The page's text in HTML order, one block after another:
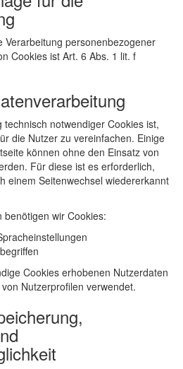
Verarbeitung personenbezogener
Cookies ist Art. 6 Abs. 1 lit. f
notwendiger Cookies ist,
die Nutzer zu vereinfachen. Einige
können ohne den Einsatz von
Für diese ist es erforderlich,
einem Seitenwechsel wiedererkannt
wir Cookies:
Cookies erhobenen Nutzerdaten
Nutzerprofilen verwendet.